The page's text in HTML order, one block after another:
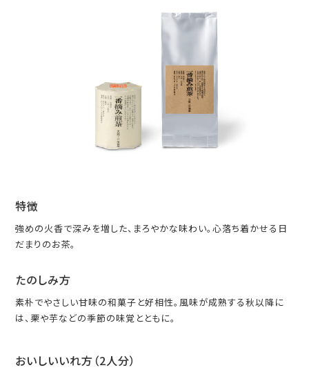
特徴
強めの火香で深みを増した、まろやかな味わい。心落ち着かせる日
だまりのお茶。
たのしみ方
素朴でやさしい甘味の和菓子と好相性。風味が成熟する秋以降に
は、栗や芋などの季節の味覚とともに。
おいしいいれ方（2人分）